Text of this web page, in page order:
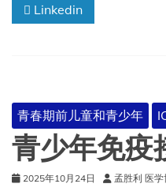
Linkedin
青春期前儿童和青少年
青少年免疫
2025年10月24日 孟胜利 医学